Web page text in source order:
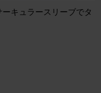
キュラースリーブでタ